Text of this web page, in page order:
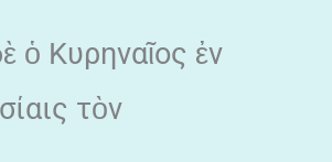
ὁ Κυρηναῖος ἐν
τὸν